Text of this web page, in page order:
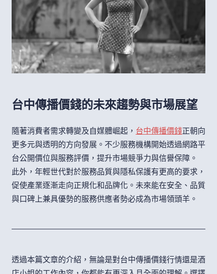
台中傳播價錢的未來趨勢與市場展望
隨著消費者需求轉變及自媒體崛起， 台中傳播價錢正朝向
更多元與透明的方向發展。不少服務機構開始透過網路平
台公開價位與服務評價，提升市場競爭力與信譽保障。
此外，年輕世代對於服務品質與隱私保護有更高的要求，
促使產業逐漸走向正規化和品牌化。未來能在安全、品質
與口碑上兼具優勢的服務供應者勢必成為市場領頭羊。
透過本篇文章的介紹，無論是對台中傳播價錢行情還是酒